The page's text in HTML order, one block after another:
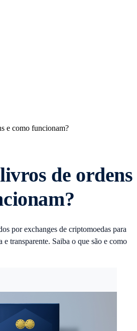
de ordens
por exchanges de criptomoedas para
transparente. Saiba o que são e como